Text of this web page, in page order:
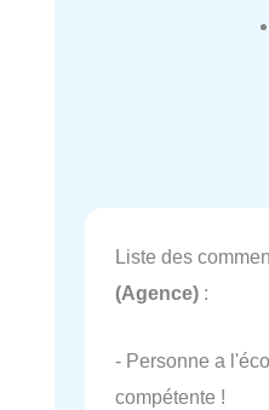
Liste des
(Agence) :
- Personne a
compétente !